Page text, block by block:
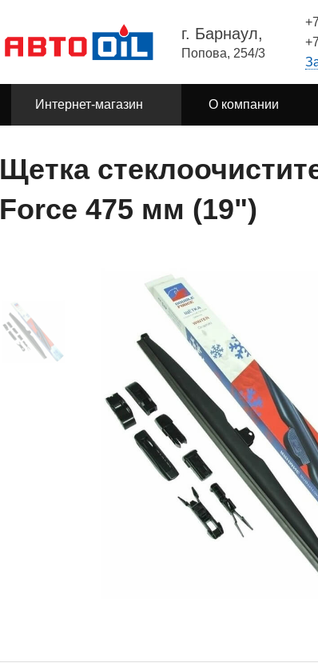
г. Барнаул,
Попова, 254/3
Интернет-магазин О компании
Щетка
Force 475 мм (19")